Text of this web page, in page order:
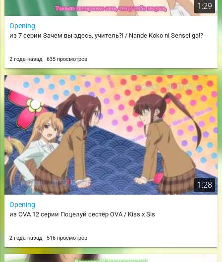
1:29
Opening
из 7 серии Зачем вы здесь, учитель?! / Nande Koko ni Sensei ga!?
2 года назад 635 просмотров
1:28
Opening
из OVA 12 серии Поцелуй сестёр OVA / Kiss x Sis
2 года назад 516 просмотров